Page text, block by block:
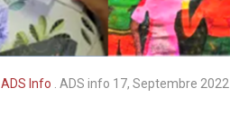
ADS Info ADS info 17, Septembre 2022